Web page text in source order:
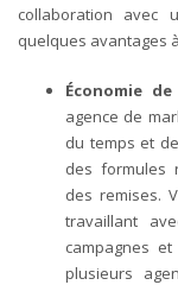
collaboration
quelques avantages
Économie
agence de
du temps et
des formules
des remises.
travaillant
campagnes
plusieurs